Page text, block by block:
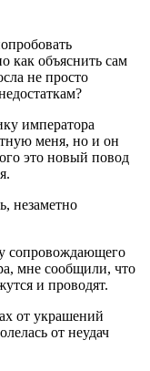
как объяснить сам
не просто
императора
меня, но и он
это новый повод
незаметно
сопровождающего
мне сообщили, что
и проводят.
от украшений
от неудач